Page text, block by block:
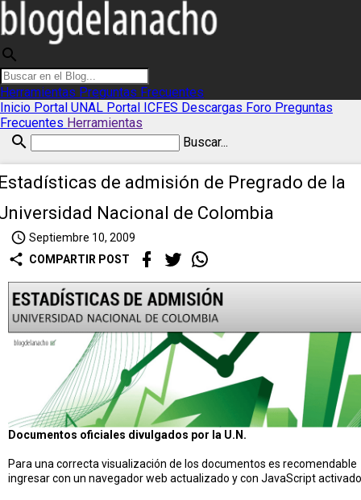
search
Herramientas Preguntas Frecuentes
Inicio Portal UNAL Portal ICFES Descargas Foro Preguntas
Frecuentes Herramientas
search Buscar...
de admisión de Pregrado de la
Nacional de Colombia
access_time Septiembre 10, 2009
share COMPARTIR POST
Documentos oficiales divulgados por la U.N.
Para una correcta visualización de los documentos es recomendable
ingresar con un navegador web actualizado y con JavaScript